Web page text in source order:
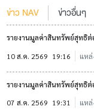
ข่าว NAV ข่าวอื่นๆ
รายงานมูลค่าสินทรัพย์สุทธิ
10 ส.ค. 2569 19:16 แหล่
รายงานมูลค่าสินทรัพย์สุทธิ
07 ส.ค. 2569 19:31 แหล่